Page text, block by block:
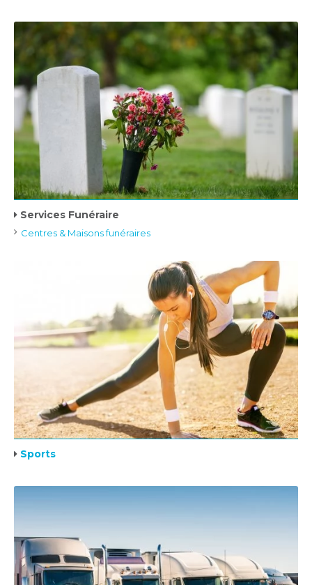
Services Funéraire
Centres & Maisons funéraires
Sports